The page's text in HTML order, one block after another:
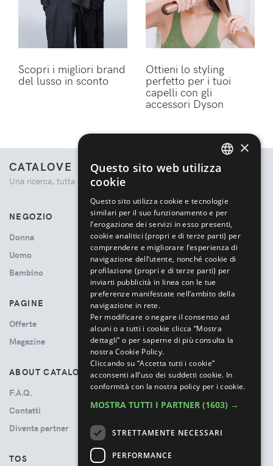
Scopri i migliori brand
del lusso in sconto
Ottieni lo styling
perfetto per i tuoi
capelli con gli
accessori Dyson
CATALOVE
Una ricerca, tutta la moda.
NEGOZIO
Donna
Uomo
Bambino
PAGINE
Offerte
Magazine
ABOUT CATALOVE
F.A.Q.
Contatti
Diventa partner
TOS
×
Questo sito web utilizza
cookie
Questo sito utilizza cookie e tecnologie
similari per il suo funzionamento e per
l’erogazione dei servizi in esso presenti,
cookie analitici (propri e di terze parti) per
comprendere e migliorare l’esperienza di
navigazione dell’utente, nonché cookie di
profilazione (propri e di terze parti) per
inviarti pubblicità in linea con le tue
preferenze manifestate nell’ambito della
navigazione in rete.
Per modificare o negare il consenso ad
alcuni o a tutti i cookie clicca “Mostra
dettagli” o per saperne di più consulta la
nostra Cookie Policy.
Cliccando su “Accetta tutti i cookie”
acconsenti all’uso dei suddetti cookie. In
conformità con la nostra policy per i cookie.
MOSTRA TUTTI I PARTNER (1603) →
STRETTAMENTE NECESSARI
PERFORMANCE